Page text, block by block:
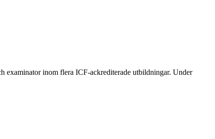
examinator inom flera ICF-ackrediterade utbildningar. Under